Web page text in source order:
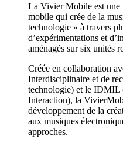
La Vivier Mobile est une
mobile qui crée de la
technologie » à travers
d’expérimentations et
aménagés sur six unités
Créée en collaboration
Interdisciplinaire et de
technologie) et le IDMIL
Interaction), la
développement de la
aux musiques
approches.